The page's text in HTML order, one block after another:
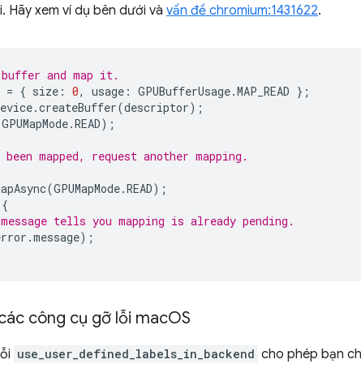
Hãy xem ví dụ bên dưới và vấn đề chromium:1431622.
and map it.
= { size : 0, usage : GPUBufferUsage.MAP_READ };
.createBuffer(descriptor);
GPUMapMode.READ);
mapped, request another mapping.
(GPUMapMode.READ);
{
tells you mapping is already pending.
.message);
công cụ gỡ lỗi macOS
use_user_defined_labels_in_backend cho phép bạn